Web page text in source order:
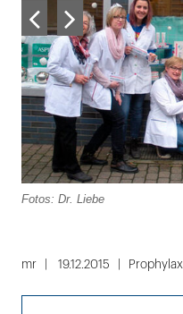
Fotos: Dr. Liebe
1mr 19.12.2015